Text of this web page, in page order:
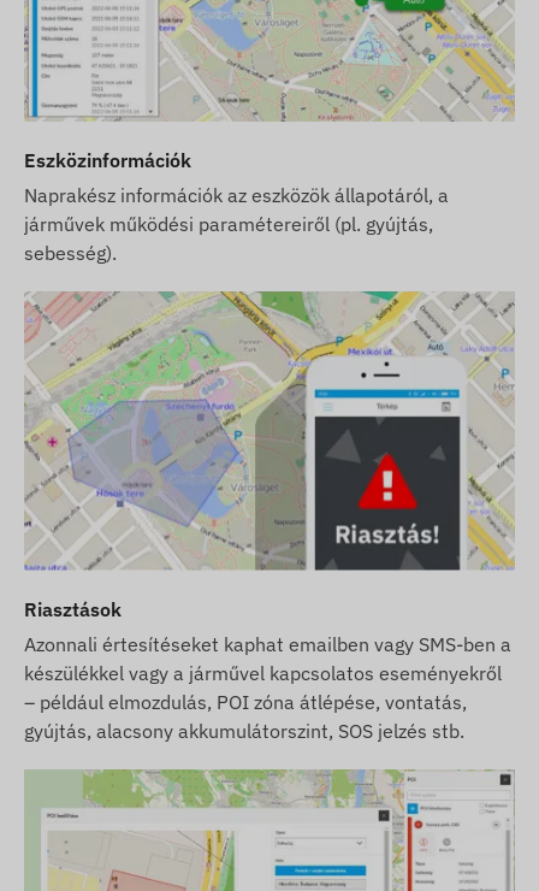
Eszközinformációk
Naprakész információk az eszközök állapotáról, a
járművek működési paramétereiről (pl. gyújtás,
sebesség).
Riasztások
Azonnali értesítéseket kaphat emailben vagy SMS-ben a
készülékkel vagy a járművel kapcsolatos eseményekről
– például elmozdulás, POI zóna átlépése, vontatás,
gyújtás, alacsony akkumulátorszint, SOS jelzés stb.